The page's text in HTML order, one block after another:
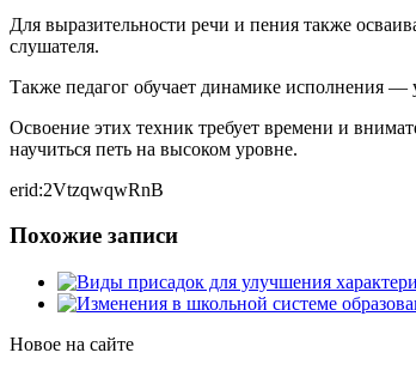
Для выразительности речи и пения также
слушателя.
Также педагог обучает динамике исполнения
Освоение этих техник требует времени и
научиться петь на высоком уровне.
erid:2VtzqwqwRnB
Похожие записи
Новое на сайте